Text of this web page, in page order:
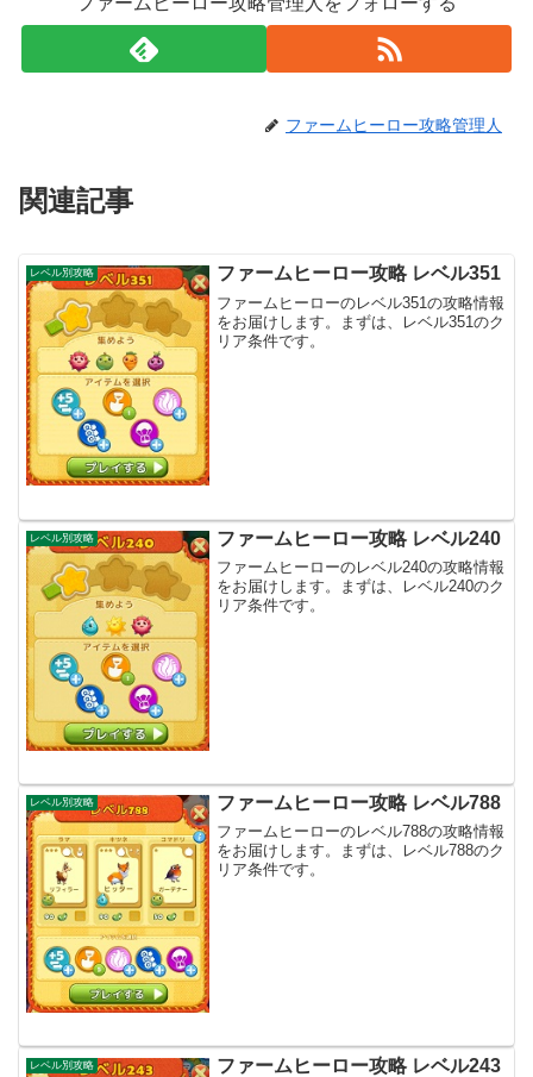
ファームヒーロー攻略管理人
関連記事
レベル別攻略 ファームヒーロー攻略 レベル351
ファームヒーローのレベル351の攻略情報
をお届けします。まずは、レベル351のク
リア条件です。
レベル別攻略 ファームヒーロー攻略 レベル240
ファームヒーローのレベル240の攻略情報
をお届けします。まずは、レベル240のク
リア条件です。
レベル別攻略 ファームヒーロー攻略 レベル788
ファームヒーローのレベル788の攻略情報
をお届けします。まずは、レベル788のク
リア条件です。
レベル別攻略 ファームヒーロー攻略 レベル243